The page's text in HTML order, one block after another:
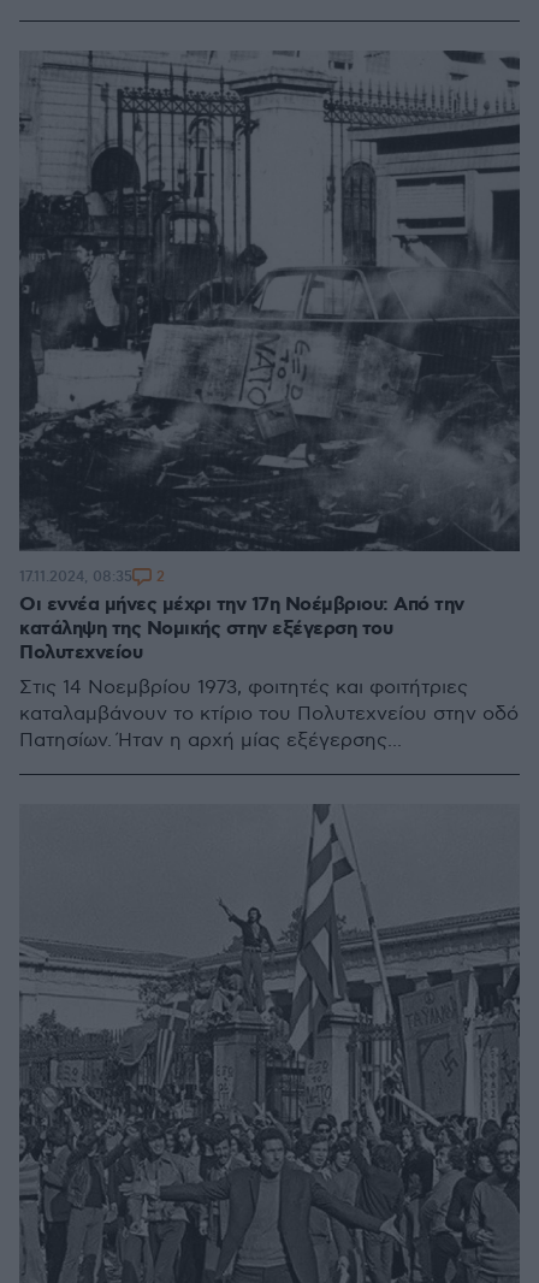
Οι εννέα μήνες μέχρι την 17η Νοέμβριου: Από την
κατάληψη της Νομικής στην εξέγερση του
Πολυτεχνείου
Στις 14 Νοεμβρίου 1973, φοιτητές και φοιτήτριες
καταλαμβάνουν το κτίριο του Πολυτεχνείου στην οδό
Πατησίων. Ήταν η αρχή μίας εξέγερσης...
17.11.2024, 08:35 2